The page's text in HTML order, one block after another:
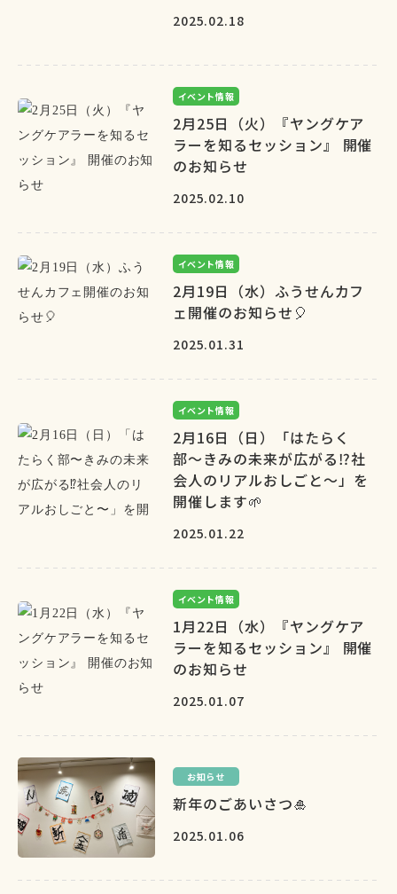
2025.02.18
イベント情報
2月25日（火）『ヤングケア
ラーを知るセッション』 開催
のお知らせ
2025.02.10
イベント情報
2月19日（水）ふうせんカフ
ェ開催のお知らせ🎈
2025.01.31
イベント情報
2月16日（日）「はたらく
部〜きみの未来が広がる⁉︎社
会人のリアルおしごと〜」を
開催します🌱
2025.01.22
イベント情報
1月22日（水）『ヤングケア
ラーを知るセッション』 開催
のお知らせ
2025.01.07
お知らせ
新年のごあいさつ🎍
2025.01.06